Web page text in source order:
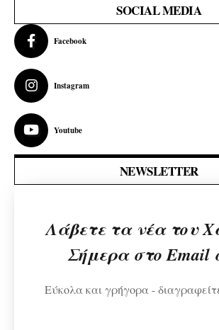
SOCIAL MEDIA
Facebook
Instagram
Youtube
NEWSLETTER
Λάβετε τα νέα του
Σήμερα στο Email
Εύκολα και γρήγορα -